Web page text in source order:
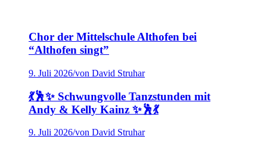
Chor der Mittelschule Althofen bei
“Althofen singt”
9. Juli 2026/von David Struhar
💃🕺✨ Schwungvolle Tanzstunden mit
Andy & Kelly Kainz ✨🕺💃
9. Juli 2026/von David Struhar